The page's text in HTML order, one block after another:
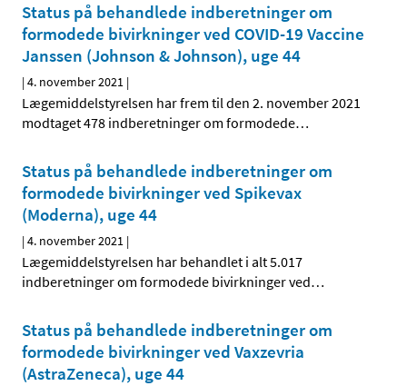
Status på behandlede indberetninger om
formodede bivirkninger ved COVID-19 Vaccine
Janssen (Johnson & Johnson), uge 44
|4. november 2021 |
Lægemiddelstyrelsen har frem til den 2. november 2021
modtaget 478 indberetninger om formodede…
Status på behandlede indberetninger om
formodede bivirkninger ved Spikevax
(Moderna), uge 44
|4. november 2021 |
Lægemiddelstyrelsen har behandlet i alt 5.017
indberetninger om formodede bivirkninger ved…
Status på behandlede indberetninger om
formodede bivirkninger ved Vaxzevria
(AstraZeneca), uge 44